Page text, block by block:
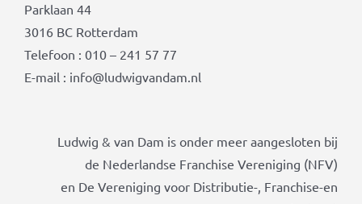
Parklaan 44
3016 BC Rotterdam
Telefoon : 010 – 241 57 77
E-mail : info@ludwigvandam.nl
Ludwig & van Dam is onder meer aangesloten bij
de Nederlandse Franchise Vereniging (NFV)
en De Vereniging voor Distributie-, Franchise-en